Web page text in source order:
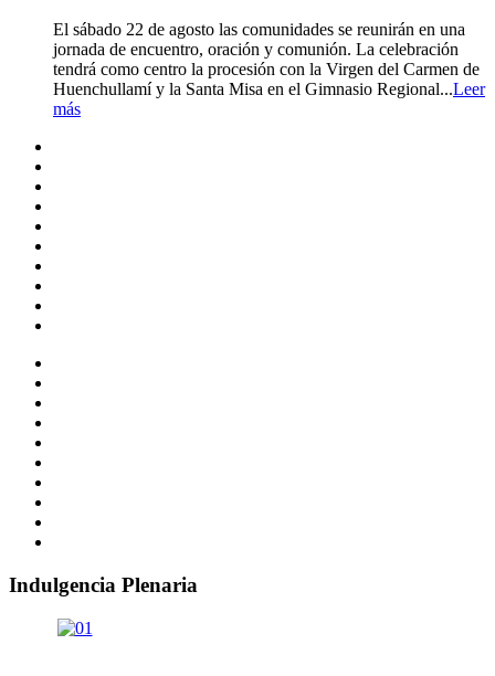
El sábado 22 de agosto las comunidades se reunirán en una
jornada de encuentro, oración y comunión. La celebración
tendrá como centro la procesión con la Virgen del Carmen de
Huenchullamí y la Santa Misa en el Gimnasio Regional...Leer
más
Indulgencia Plenaria